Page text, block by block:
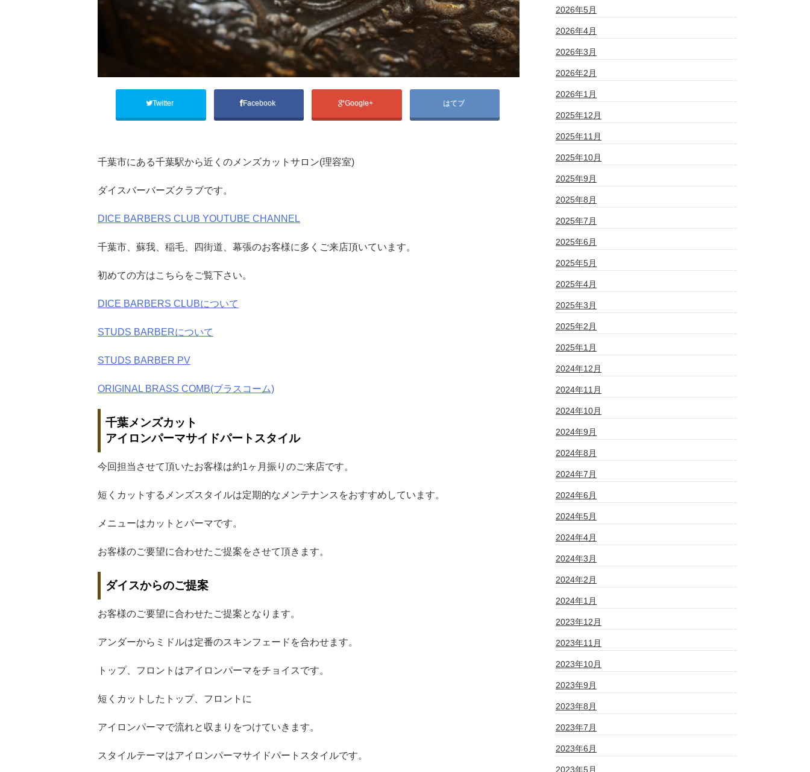
Twitter Facebook Google+ はてブ
千葉市にある千葉駅から近くのメンズカットサロン(理容室)
ダイスバーバーズクラブです。
DICE BARBERS CLUB YOUTUBE CHANNEL
千葉市、蘇我、稲毛、四街道、幕張のお客様に多くご来店頂いています。
初めての方はこちらをご覧下さい。
DICE BARBERS CLUBについて
STUDS BARBERについて
STUDS BARBER PV
ORIGINAL BRASS COMB(ブラスコーム)
千葉メンズカット
アイロンパーマサイドパートスタイル
今回担当させて頂いたお客様は約1ヶ月振りのご来店です。
短くカットするメンズスタイルは定期的なメンテナンスをおすすめしています。
メニューはカットとパーマです。
お客様のご要望に合わせたご提案をさせて頂きます。
ダイスからのご提案
お客様のご要望に合わせたご提案となります。
アンダーからミドルは定番のスキンフェードを合わせます。
トップ、フロントはアイロンパーマをチョイスです。
短くカットしたトップ、フロントに
アイロンパーマで流れと収まりをつけていきます。
スタイルテーマはアイロンパーマサイドパートスタイルです。
2026年5月
2026年4月
2026年3月
2026年2月
2026年1月
2025年12月
2025年11月
2025年10月
2025年9月
2025年8月
2025年7月
2025年6月
2025年5月
2025年4月
2025年3月
2025年2月
2025年1月
2024年12月
2024年11月
2024年10月
2024年9月
2024年8月
2024年7月
2024年6月
2024年5月
2024年4月
2024年3月
2024年2月
2024年1月
2023年12月
2023年11月
2023年10月
2023年9月
2023年8月
2023年7月
2023年6月
2023年5月